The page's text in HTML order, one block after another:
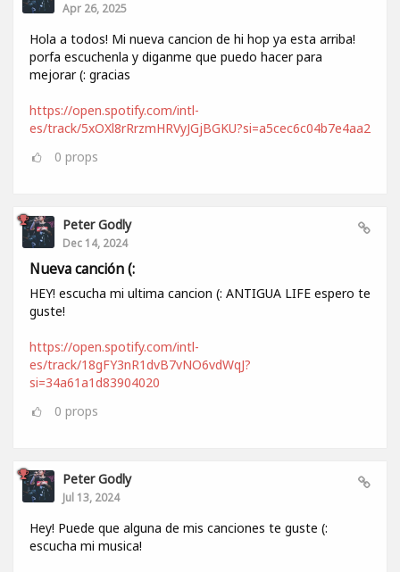
Apr 26, 2025
Hola a todos! Mi nueva cancion de hi hop ya esta arriba!
porfa escuchenla y diganme que puedo hacer para
mejorar (: gracias
https://open.spotify.com/intl-
es/track/5xOXl8rRrzmHRVyJGjBGKU?si=a5cec6c04b7e4aa2
0 props
Peter Godly
Dec 14, 2024
Nueva canción (:
HEY! escucha mi ultima cancion (: ANTIGUA LIFE espero te
guste!
https://open.spotify.com/intl-
es/track/18gFY3nR1dvB7vNO6vdWqJ?
si=34a61a1d83904020
0 props
Peter Godly
Jul 13, 2024
Hey! Puede que alguna de mis canciones te guste (:
escucha mi musica!